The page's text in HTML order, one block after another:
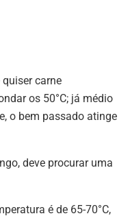
carne
os 50°C; já médio
o bem passado atinge
deve procurar uma
é de 65-70°C,